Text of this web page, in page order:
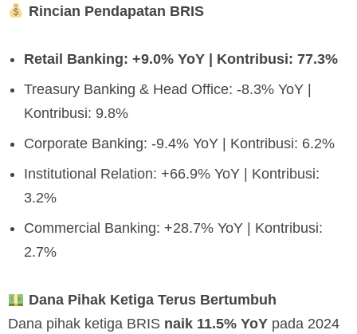
Rincian Pendapatan BRIS
Retail Banking: +9.0% YoY | Kontribusi: 77.3%
Treasury Banking & Head Office: -8.3% YoY |
Kontribusi: 9.8%
Corporate Banking: -9.4% YoY | Kontribusi: 6.2%
Institutional Relation: +66.9% YoY | Kontribusi:
3.2%
Commercial Banking: +28.7% YoY | Kontribusi:
2.7%
Dana Pihak Ketiga Terus Bertumbuh
Dana pihak ketiga BRIS naik 11.5% YoY pada 2024